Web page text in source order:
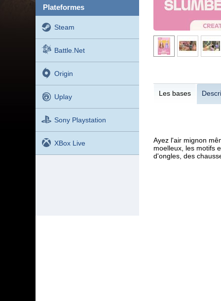
plateformes
Steam
Battle.net
Origin
Uplay
Sony Playstation
XBox Live
Les bases
Ayez l'air mignon
moelleux, les motifs
d'ongles, des